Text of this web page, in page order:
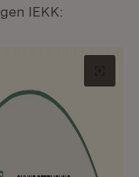
IEKK: